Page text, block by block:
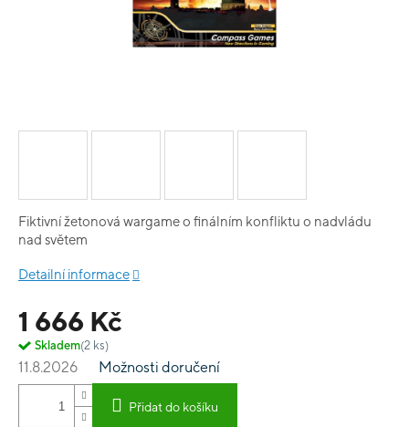
1 666 Kč
Skladem(2 ks)
11.8.2026 Možnosti doručení
Přidat do košíku
Fiktivní žetonová wargame o finálním konfliktu o nadvládu
nad světem
Detailní informace